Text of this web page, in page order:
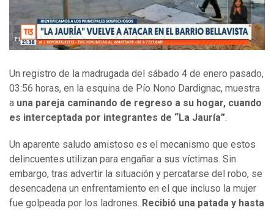
Un registro de la madrugada del sábado 4 de enero pasado,
03:56 horas, en la esquina de Pío Nono Dardignac, muestra
a una pareja caminando de regreso a su hogar, cuando
es interceptada por integrantes de “La Jauría”.
Un aparente saludo amistoso es el mecanismo que estos
delincuentes utilizan para engañar a sus víctimas. Sin
embargo, tras advertir la situación y percatarse del robo, se
desencadena un enfrentamiento en el que incluso la mujer
fue golpeada por los ladrones. Recibió una patada y hasta